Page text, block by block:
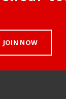
JOIN NOW